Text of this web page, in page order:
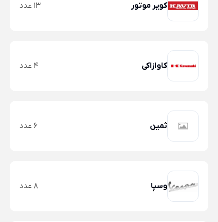
کویر موتور 13 عدد
کاوازاکی 4 عدد
ثمین 6 عدد
وسپا 8 عدد